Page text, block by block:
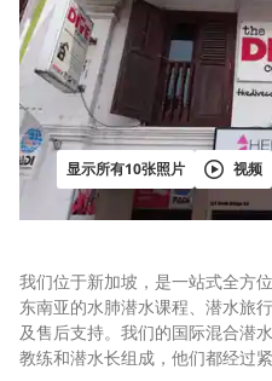
显示所有10张照片 视频
我们位于新加坡，是一站式全方
东南亚的水肺潜水课程、潜水旅
及售后支持。我们的国际混合潜
教练和潜水长组成，他们都经过